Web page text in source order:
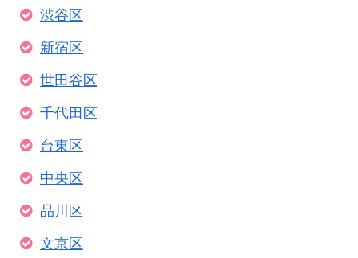
渋谷区
新宿区
世田谷区
千代田区
台東区
中央区
品川区
文京区